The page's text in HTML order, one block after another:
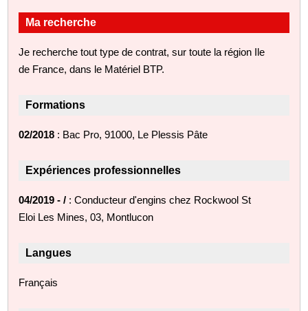
Ma recherche
Je recherche tout type de contrat, sur toute la région Ile
de France, dans le Matériel BTP.
Formations
02/2018 : Bac Pro, 91000, Le Plessis Pâte
Expériences professionnelles
04/2019 - / : Conducteur d'engins chez Rockwool St
Eloi Les Mines, 03, Montlucon
Langues
Français